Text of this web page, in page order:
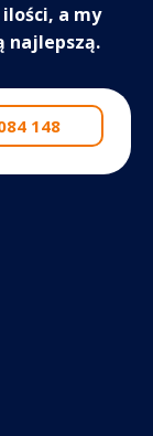
a my
najlepszą.
148